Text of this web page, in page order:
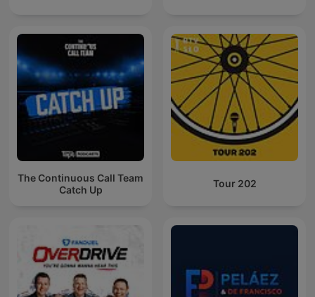
The Continuous Call Team
Catch Up
Tour 202